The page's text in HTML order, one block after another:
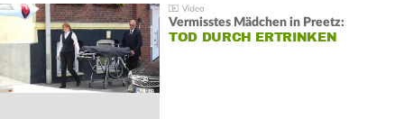
Vermisstes Mädchen in Preetz:
TOD DURCH ERTRINKEN